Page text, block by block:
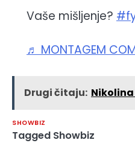
Vaše mišljenje?
♬ MONTAGEM
Drugi čitaju:
SHOWBIZ
Tagged Showbiz